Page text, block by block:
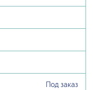
Под заказ